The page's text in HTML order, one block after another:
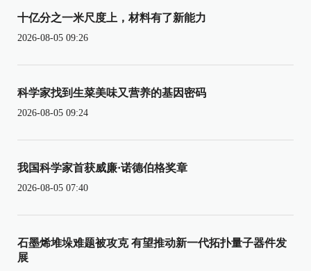
十亿分之一米尺度上，材料有了新能力
2026-08-05 09:26
科学家找到生菜美味又营养的基因密码
2026-08-05 09:24
我国科学家首获威廉·诺德伯格奖章
2026-08-05 07:40
石墨烯堆垛难题被攻克 有望推动新一代拓扑量子器件发
展